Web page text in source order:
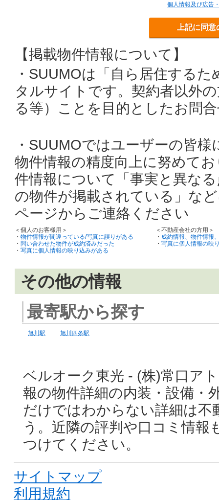
個人情報及び広告
上記に同
【掲載物件情報について】
・SUUMOは「自ら居住する
タルサイトです。契約者以外
る等）ことを目的としたお問
・SUUMOではユーザーの皆
物件情報の精度向上に努めて
件情報について「事実と異な
の物件が掲載されている」な
ページからご連絡ください
＜個人のお客様用＞
・ 物件情報が間違っている/写真に誤りがある
・ 問い合わせた物件が成約済みだった
・ 写真に個人情報の映り込みがある
＜不動産会社の方用＞
・ 成約情報、物件情報
・ 写真に個人情報の映
その他の情報
最寄駅から探す
旭川駅 旭川四条駅
ベルオーク東光 - (株)常口ア
報の物件詳細の内装・設備・
だけではわからない詳細は
う。近隣の評判や口コミ情
つけてください。
サイトマップ
利用規約